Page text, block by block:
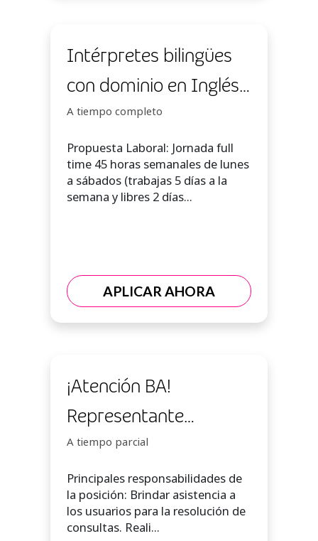
Intérpretes bilingües
con dominio en Inglés
Avanzado - Trabajo
100% remoto
A tiempo completo
Propuesta Laboral: Jornada full
time 45 horas semanales de lunes
a sábados (trabajas 5 días a la
semana y libres 2 días...
APLICAR AHORA
¡Atención BA!
Representante
Atención Telefónica ::
presencial CABA
A tiempo parcial
Principales responsabilidades de
la posición: Brindar asistencia a
los usuarios para la resolución de
consultas. Reali...